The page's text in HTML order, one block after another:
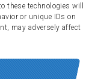
these technologies will
or unique IDs on
may adversely affect